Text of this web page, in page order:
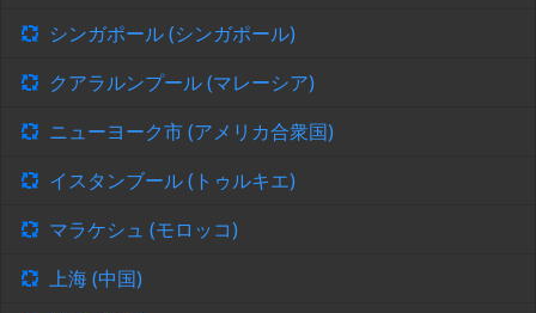
シンガポール (シンガポール)
クアラルンプール (マレーシア)
ニューヨーク市 (アメリカ合衆国)
イスタンブール (トゥルキエ)
マラケシュ (モロッコ)
上海 (中国)